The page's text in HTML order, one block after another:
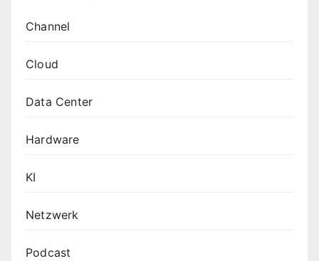
Channel
Cloud
Data Center
Hardware
KI
Netzwerk
Podcast